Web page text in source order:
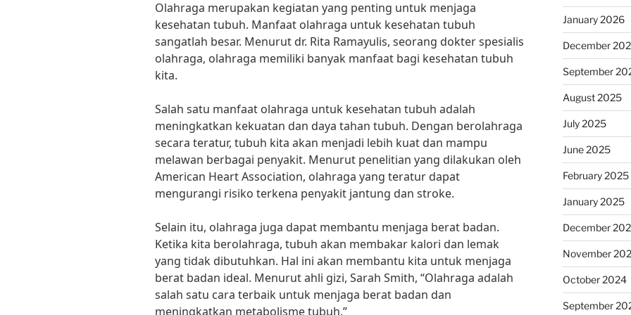
Olahraga merupakan kegiatan yang penting untuk menjaga
kesehatan tubuh. Manfaat olahraga untuk kesehatan tubuh
sangatlah besar. Menurut dr. Rita Ramayulis, seorang dokter spesialis
olahraga, olahraga memiliki banyak manfaat bagi kesehatan tubuh
kita.
Salah satu manfaat olahraga untuk kesehatan tubuh adalah
meningkatkan kekuatan dan daya tahan tubuh. Dengan berolahraga
secara teratur, tubuh kita akan menjadi lebih kuat dan mampu
melawan berbagai penyakit. Menurut penelitian yang dilakukan oleh
American Heart Association, olahraga yang teratur dapat
mengurangi risiko terkena penyakit jantung dan stroke.
Selain itu, olahraga juga dapat membantu menjaga berat badan.
Ketika kita berolahraga, tubuh akan membakar kalori dan lemak
yang tidak dibutuhkan. Hal ini akan membantu kita untuk menjaga
berat badan ideal. Menurut ahli gizi, Sarah Smith, “Olahraga adalah
salah satu cara terbaik untuk menjaga berat badan dan
meningkatkan metabolisme tubuh.”
January 2026
December
September
August 2025
July 2025
June 2025
February 2025
January 2025
December
November
October 2024
September